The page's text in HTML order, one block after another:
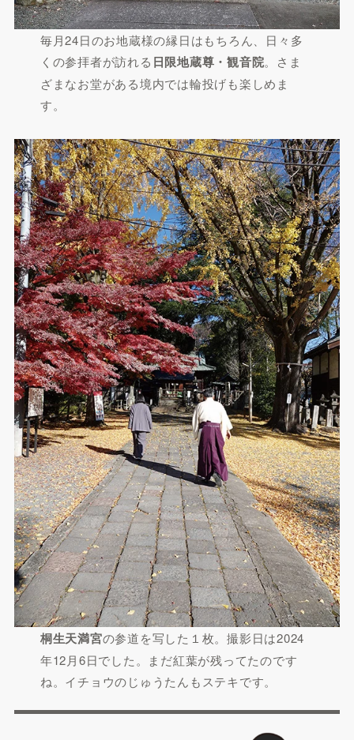
毎月24日のお地蔵様の縁日はもちろん、日々多
くの参拝者が訪れる 日限地蔵尊・観音院。さま
ざまなお堂がある境内では輪投げも楽しめま
す。
桐生天満宮の参道を写した１枚。撮影日は2024
年12月6日でした。まだ紅葉が残ってたのです
ね。イチョウのじゅうたんもステキです。